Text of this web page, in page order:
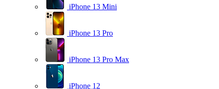
iPhone 13 Mini
iPhone 13 Pro
iPhone 13 Pro Max
iPhone 12